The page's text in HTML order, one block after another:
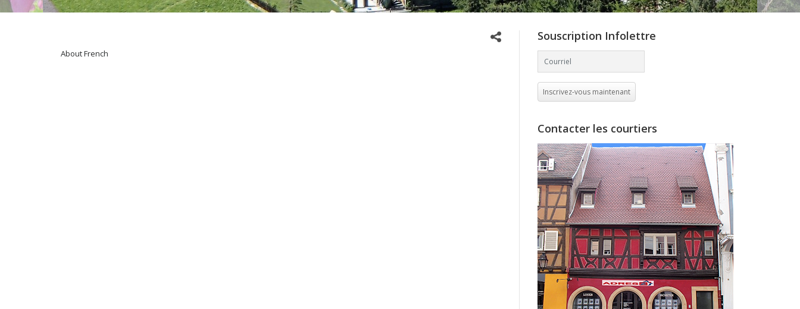
About French
Souscription Infolettre
Inscrivez-vous maintenant
Contacter les courtiers